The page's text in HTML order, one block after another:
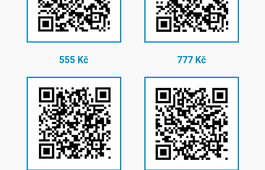
555 Kč 777 Kč